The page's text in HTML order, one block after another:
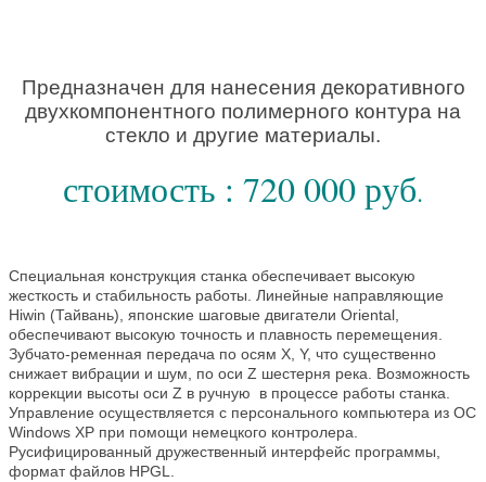
Предназначен для нанесения декоративного
двухкомпонентного полимерного контура на
стекло и другие материалы.
стоимость : 720 000 руб.
Специальная конструкция станка обеспечивает высокую
жесткость и стабильность работы. Линейные направляющие
Hiwin (Тайвань), японские шаговые двигатели Oriental,
обеспечивают высокую точность и плавность перемещения.
Зубчато-ременная передача по осям X, Y, что существенно
снижает вибрации и шум, по оси Z шестерня река. Возможность
коррекции высоты оси Z в ручную в процессе работы станка.
Управление осуществляется с персонального компьютера из ОС
Windows XP при помощи немецкого контролера.
Русифицированный дружественный интерфейс программы,
формат файлов HPGL.